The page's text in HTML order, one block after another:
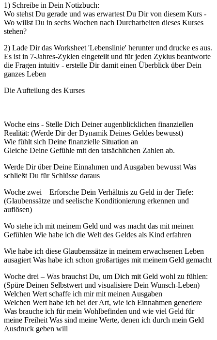
1) Schreibe in Dein Notizbuch:
Wo stehst Du gerade und was erwartest Du Dir von diesem Kurs -
Wo willst Du in sechs Wochen nach Durcharbeiten dieses Kurses
stehen?
2) Lade Dir das Worksheet 'Lebenslinie' herunter und drucke es aus.
Es ist in 7-Jahres-Zyklen eingeteilt und für jeden Zyklus beantworte
die Fragen intuitiv - erstelle Dir damit einen Überblick über Dein
ganzes Leben
Die Aufteilung des Kurses
Woche eins - Stelle Dich Deiner augenblicklichen finanziellen
Realität: (Werde Dir der Dynamik Deines Geldes bewusst)
Wie fühlt sich Deine finanzielle Situation an
Gleiche Deine Gefühle mit den tatsächlichen Zahlen ab.
Werde Dir über Deine Einnahmen und Ausgaben bewusst Was
schließt Du für Schlüsse daraus
Woche zwei – Erforsche Dein Verhältnis zu Geld in der Tiefe:
(Glaubenssätze und seelische Konditionierung erkennen und
auflösen)
Wo stehe ich mit meinem Geld und was macht das mit meinen
Gefühlen Wie habe ich die Welt des Geldes als Kind erfahren
Wie habe ich diese Glaubenssätze in meinem erwachsenen Leben
ausagiert Was habe ich schon großartiges mit meinem Geld gemacht
Woche drei – Was brauchst Du, um Dich mit Geld wohl zu fühlen:
(Spüre Deinen Selbstwert und visualisiere Dein Wunsch-Leben)
Welchen Wert schaffe ich mir mit meinen Ausgaben
Welchen Wert habe ich bei der Art, wie ich Einnahmen generiere
Was brauche ich für mein Wohlbefinden und wie viel Geld für
meine Freiheit Was sind meine Werte, denen ich durch mein Geld
Ausdruck geben will